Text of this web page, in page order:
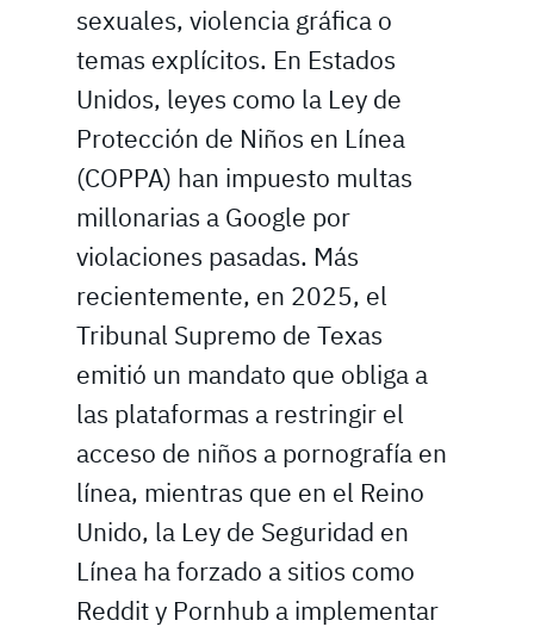
sexuales, violencia gráfica o
temas explícitos. En Estados
Unidos, leyes como la Ley de
Protección de Niños en Línea
(COPPA) han impuesto multas
millonarias a Google por
violaciones pasadas. Más
recientemente, en 2025, el
Tribunal Supremo de Texas
emitió un mandato que obliga a
las plataformas a restringir el
acceso de niños a pornografía en
línea, mientras que en el Reino
Unido, la Ley de Seguridad en
Línea ha forzado a sitios como
Reddit y Pornhub a implementar